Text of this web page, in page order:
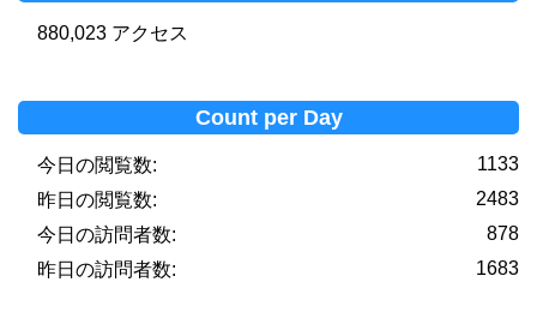
880,023 アクセス
Count per Day
1133
今日の閲覧数:
2483
昨日の閲覧数:
878
今日の訪問者数:
1683
昨日の訪問者数: